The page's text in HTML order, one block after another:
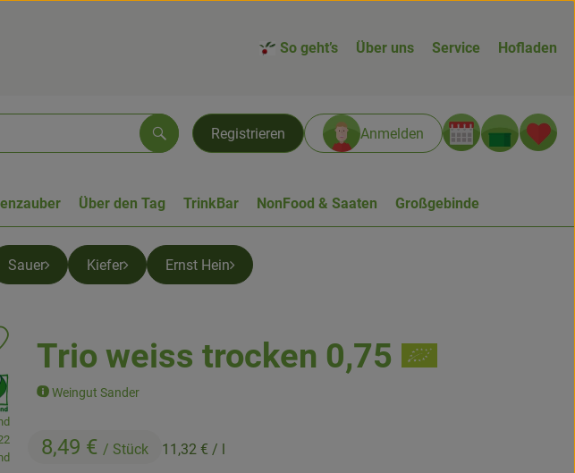
So geht’s Über uns Service Hofladen
Registrieren Anmelden
Suchen
Über den Tag TrinkBar NonFood & Saaten Großgebinde
Sauer Kiefer Ernst Hein
Trio weiss trocken 0,75
Weingut Sander
8,49 € / Stück 11,32 € / l
Produkt zu Favouriten hinzufügen